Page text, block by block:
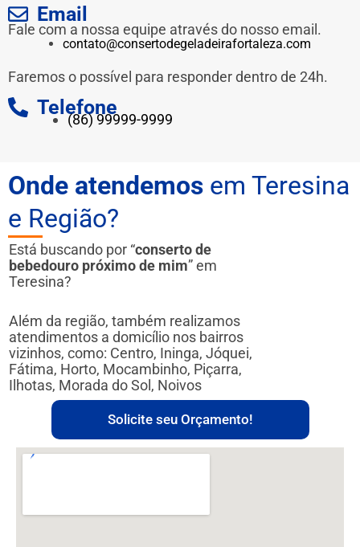
Email
Fale com a nossa equipe através do nosso email.
contato@consertodegeladeirafortaleza.com
Faremos o possível para responder dentro de 24h.
Telefone
(86) 99999-9999
Onde atendemos em Teresina
e Região?
Está buscando por “conserto de
bebedouro próximo de mim” em
Teresina?
Além da região, também realizamos
atendimentos a domicílio nos bairros
vizinhos, como: Centro, Ininga, Jóquei,
Fátima, Horto, Mocambinho, Piçarra,
Ilhotas, Morada do Sol, Noivos
Solicite seu Orçamento!